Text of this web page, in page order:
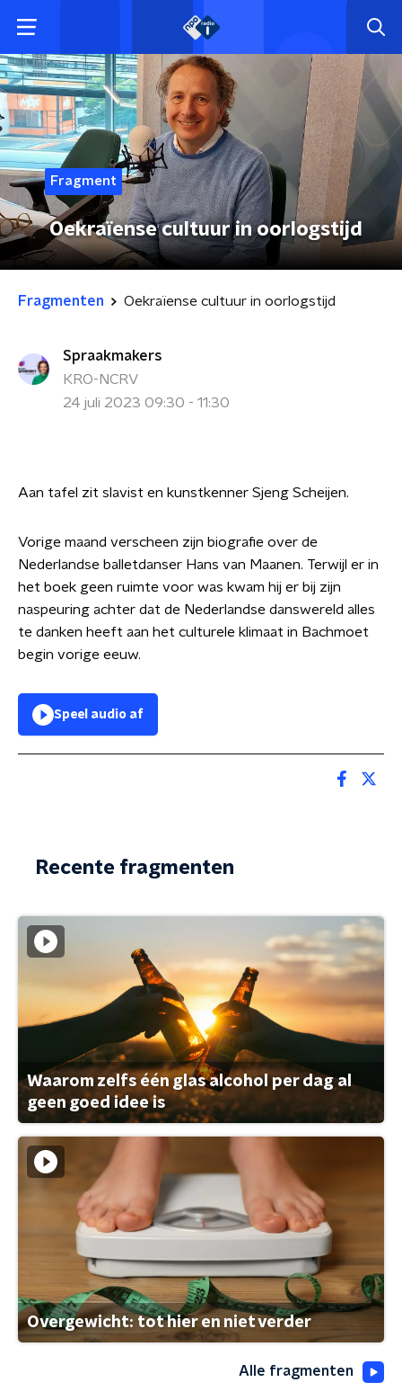
Fragment
Oekraïense cultuur in oorlogstijd
Fragmenten Oekraïense cultuur in oorlogstijd
Spraakmakers
KRO-NCRV
24 juli 2023 09:30 - 11:30
Aan tafel zit slavist en kunstkenner Sjeng Scheijen.
Vorige maand verscheen zijn biografie over de
Nederlandse balletdanser Hans van Maanen. Terwijl er in
het boek geen ruimte voor was kwam hij er bij zijn
naspeuring achter dat de Nederlandse danswereld alles
te danken heeft aan het culturele klimaat in Bachmoet
begin vorige eeuw.
Speel audio af
Recente fragmenten
Waarom zelfs één glas alcohol per dag al
geen goed idee is
Overgewicht: tot hier en niet verder
Alle fragmenten